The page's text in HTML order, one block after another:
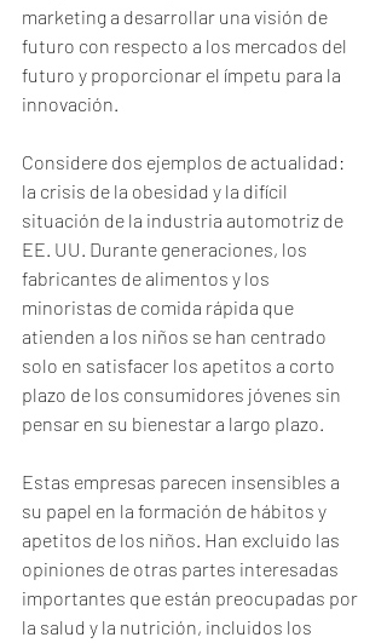
marketing a desarrollar una visión de
futuro con respecto a los mercados del
futuro y proporcionar el ímpetu para la
innovación.
Considere dos ejemplos de actualidad:
la crisis de la obesidad y la difícil
situación de la industria automotriz de
EE. UU. Durante generaciones, los
fabricantes de alimentos y los
minoristas de comida rápida que
atienden a los niños se han centrado
solo en satisfacer los apetitos a corto
plazo de los consumidores jóvenes sin
pensar en su bienestar a largo plazo.
Estas empresas parecen insensibles a
su papel en la formación de hábitos y
apetitos de los niños. Han excluido las
opiniones de otras partes interesadas
importantes que están preocupadas por
la salud y la nutrición, incluidos los